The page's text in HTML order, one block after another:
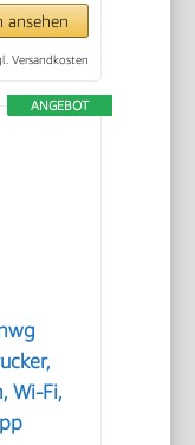
ansehen
Versandkosten
ANGEBOT
Wi-Fi,